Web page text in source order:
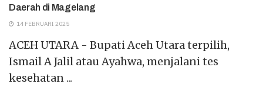
Daerah di Magelang
14 FEBRUARI 2025
ACEH UTARA - Bupati Aceh Utara terpilih,
Ismail A Jalil atau Ayahwa, menjalani tes
kesehatan ...